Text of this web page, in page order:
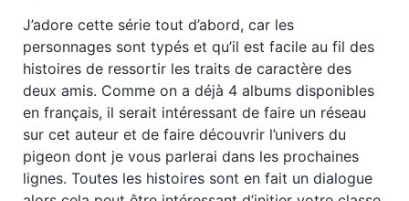
J’adore cette série tout d’abord, car les
personnages sont typés et qu’il est facile au fil des
histoires de ressortir les traits de caractère des
deux amis. Comme on a déjà 4 albums disponibles
en français, il serait intéressant de faire un réseau
sur cet auteur et de faire découvrir l’univers du
pigeon dont je vous parlerai dans les prochaines
lignes. Toutes les histoires sont en fait un dialogue